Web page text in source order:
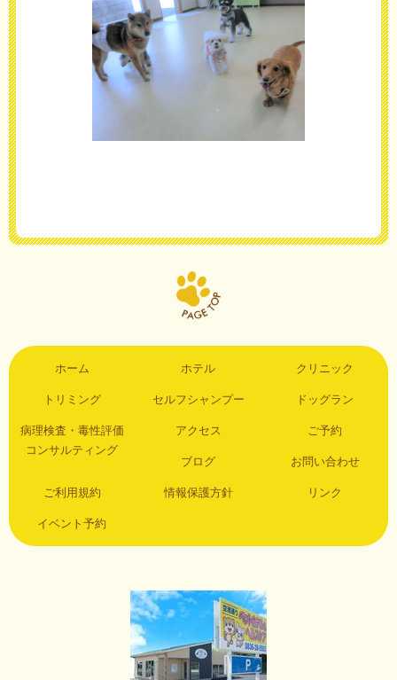
ホーム ホテル クリニック
トリミング セルフシャンプー ドッグラン
病理検査・毒性評価
コンサルティング
アクセス ご予約
ブログ お問い合わせ
ご利用規約 情報保護方針 リンク
イベント予約